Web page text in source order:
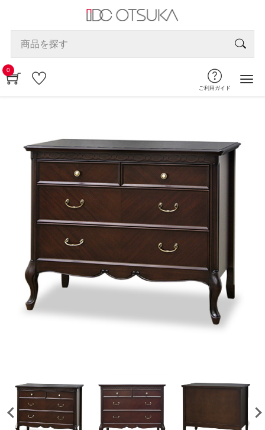
0
ご利用ガイド